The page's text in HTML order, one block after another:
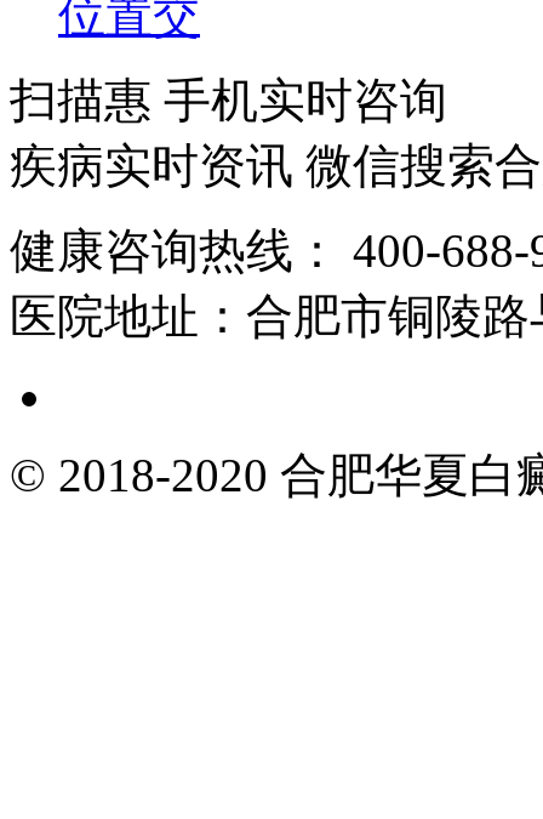
位置交
扫描惠 手机实时咨询
疾病实时资讯 微信搜索
健康咨询热线： 400-688-
医院地址： 合肥市铜陵
© 2018-2020 合肥华夏白